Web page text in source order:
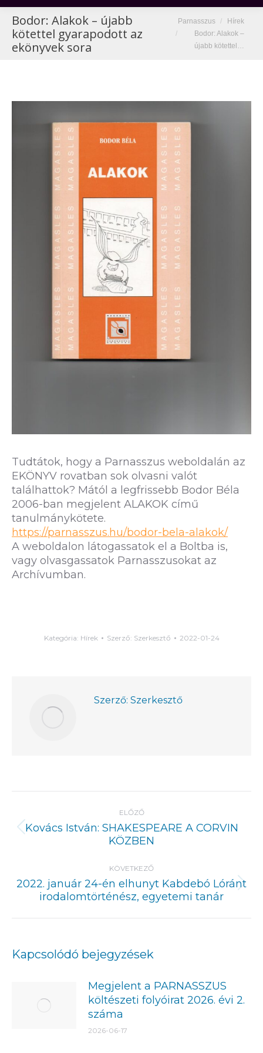
Bodor: Alakok – újabb
kötettel gyarapodott az
ekönyvek sora
You are here:
Parnasszus
Hírek
Bodor: Alakok –
újabb kötettel…
Tudtátok, hogy a Parnasszus weboldalán az
EKÖNYV rovatban sok olvasni valót
találhattok? Mától a legfrissebb Bodor Béla
2006-ban megjelent ALAKOK című
tanulmánykötete.
https://parnasszus.hu/bodor-bela-alakok/
A weboldalon látogassatok el a Boltba is,
vagy olvasgassatok Parnasszusokat az
Archívumban.
Kategória: Hírek Szerző: Szerkesztő 2022-01-24
Szerző: Szerkesztő
ELŐZŐ
Previous
post:
Kovács István: SHAKESPEARE A CORVIN
KÖZBEN
KÖVETKEZŐ
Next
post:
2022. január 24-én elhunyt Kabdebó Lóránt
irodalomtörténész, egyetemi tanár
Kapcsolódó bejegyzések
Megjelent a PARNASSZUS
költészeti folyóirat 2026. évi 2.
száma
2026-06-17